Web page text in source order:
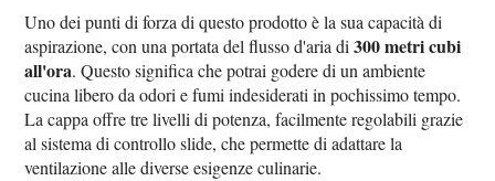
Uno dei punti di forza di questo prodotto è la sua capacità di
aspirazione, con una portata del flusso d'aria di300 metri cubi
all'ora. Questo significa che potrai godere di un ambiente
cucina libero da odori e fumi indesiderati in pochissimo tempo.
La cappa offre tre livelli di potenza, facilmente regolabili grazie
al sistema di controllo slide, che permette di adattare la
ventilazione alle diverse esigenze culinarie.